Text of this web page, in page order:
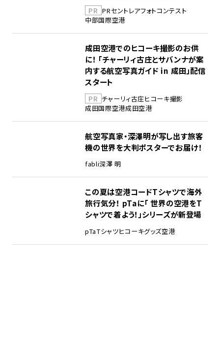
PR PRセントレアフォトコンテスト
中部国際空港
成田空港でのヒコーキ撮影のお供
に！ 「チャーリィ古庄とサバンナが案
内する航空写真ガイド in 成田」配信
スタート
PR チャーリィ古庄ヒコーキ撮影
成田国際空港成田空港
航空写真家・深澤明が写し出す旅客
機の世界を大判ポスターでお届け！
fabli深澤 明
この夏は空港コードTシャツで海外
旅行気分！ pTaに「 世界の空港をT
シャツで着よう！」シリーズが新登場
pTaTシャツヒコーキグッズ空港